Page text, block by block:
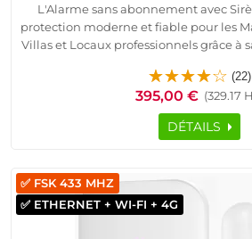
L'Alarme sans abonnement avec
protection moderne et fiable pour les
Villas et Locaux professionnels grâce à
système sécurisé fonctionne avec une
alertes SMS, appels et notifications
surveillance continue, même
Pensée pour renforcer la sécurité
rapide et ses accessoires intelligents
simple, des performances élevées et
grâce à la communication
(22)
395,00 € (329.17
DÉTAILS
✅ ETHERNET + WI-FI + 4G
✅ FSK 433 MHZ